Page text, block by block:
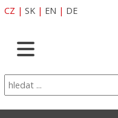
CZ | SK | EN | DE